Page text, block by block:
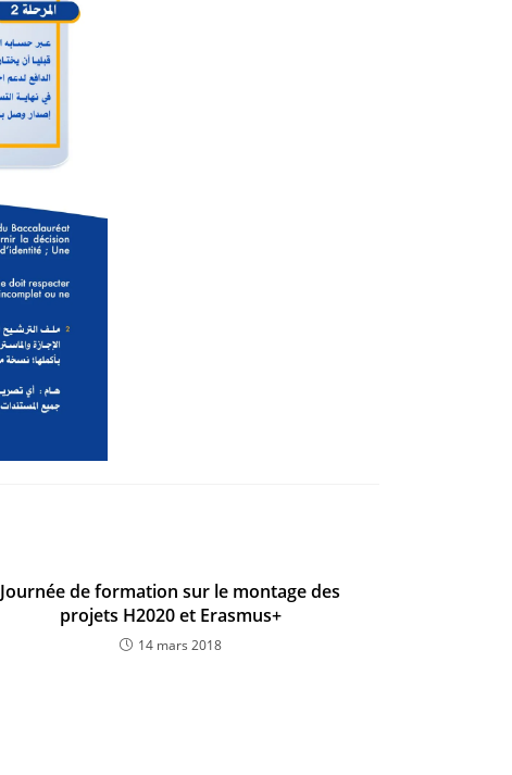
Journée de formation sur le montage des
projets H2020 et Erasmus+
14 mars 2018